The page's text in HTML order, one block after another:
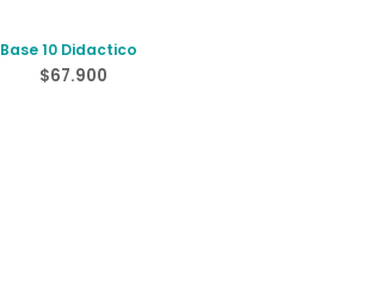
Base 10 Didactico
$67.900